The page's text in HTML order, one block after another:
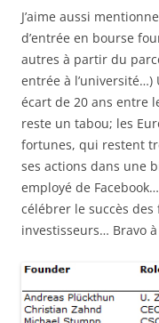
J’aime aussi
d’entrée en bourse
autres à partir du
entrée à l’université…)
écart de 20 ans entre
reste un tabou; les
fortunes, qui restent
ses actions dans une
employé de
célébrer le succès
investisseurs… Bravo